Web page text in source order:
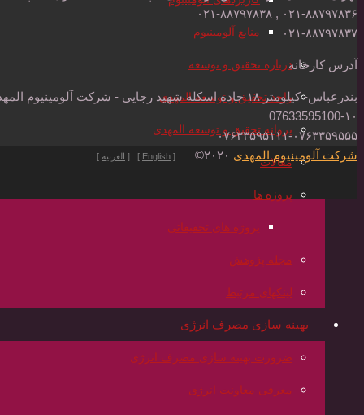
منابع آلومینیوم
درباره تحقیق و توسعه
واحد تحقیق و توسعه المهدی
پروانه تحقیق و توسعه المهدی
مقالات
پروژه ها
پروژه های تحقیقاتی
مجله پژوهش
لینکهای مرتبط
بهینه سازی مصرف انرژی
ضرورت بهینه سازی مصرف انرژی
معرفی معاونت انرژی
۰۲۱-۸۸۷۹۷۸۳۶ , ۰۲۱-۸۸۷۹۷۸۳۸
۰۲۱-۸۸۷۹۷۸۳۷
آدرس کارخانه
بندرعباس- کیلومتر ۱۸ جاده اسکله شهید رجایی - شرکت آلومینیوم المهدی - کدپستی: ۷۹۱۷۱۷۶۳۸۵
07633595100-۱۰
۰۷۶۳۳۵۹۵۱۱۱-۰۷۶۳۳۵۹۵۵۵
شرکت آلومینیوم المهدی
[
English
] [ العربیه ]